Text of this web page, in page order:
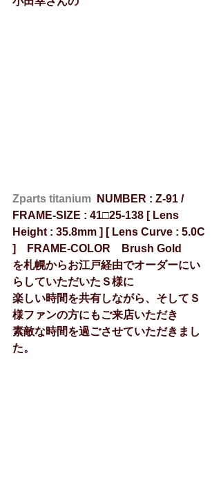
Zparts titanium
NUMBER : Z-91 /
FRAME-SIZE : 41□25-138 [ Lens
Height : 35.8mm ] [ Lens Curve : 5.0C
]　FRAME-COLOR　Brush Gold
を札幌からお江戸経由でオーダーにい
らしていただいたＳ様に
楽しい時間を共有しながら、そしてＳ
様ファンの方にもご来店いただき
素敵な時間を過ごさせていただきまし
た。